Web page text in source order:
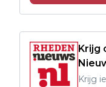
Krijg
Krijg